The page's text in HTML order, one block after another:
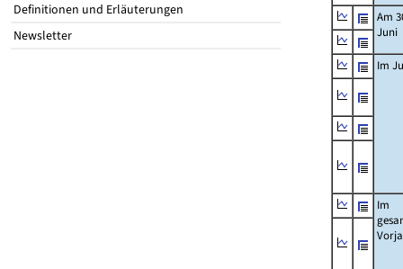
Definitionen und Erläuterungen
Newsletter
Am
Juni
Im
Im